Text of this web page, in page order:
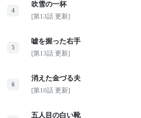
4
吹雪の一杯
[第13話 更新]
5
嘘を握った右手
[第13話 更新]
6
消えた金づる夫
[第10話 更新]
五人目の白い靴